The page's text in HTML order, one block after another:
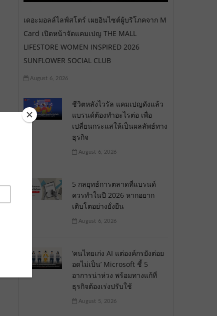
เดอะมอลล์ไลฟ์สโตร์ เผยอินไซต์ผู้บริโภคจาก M
Card เปิดหน้าจัดแคมเปญ THE MALL
LIFESTORE WOMEN INSPIRED 2026
SUNFLOWER SOCIAL CLUB
August 6, 2026
ชีวิตหลังไวรัล แคมเปญดังแล้ว
แบรนด์ต้องทำอะไรต่อ เพื่อ
เปลี่ยนกระแสให้เป็นผลลัพธ์ทาง
ธุรกิจ
August 6, 2026
5 กลยุทธ์การตลาดที่แบรนด์
ควรทำในปี 2026 หากอยาก
เติบโตอย่างยั่งยืน
August 6, 2026
‘คนไทยเก่ง AI แต่องค์กรยังต่อย
อดไม่เป็น’ Microsoft ชี้ 5
อาการน่าห่วง พร้อมทางแก้ที่
ธุรกิจต้องเร่งปรับใช้
August 5, 2026